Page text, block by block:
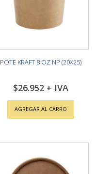
POTE KRAFT 8 OZ NP (20X25)
$26.952
AGREGAR AL CARRO